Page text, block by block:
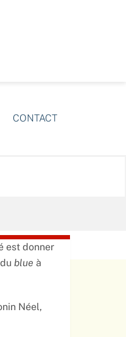
CONTACT
est donner
blue à
Néel,